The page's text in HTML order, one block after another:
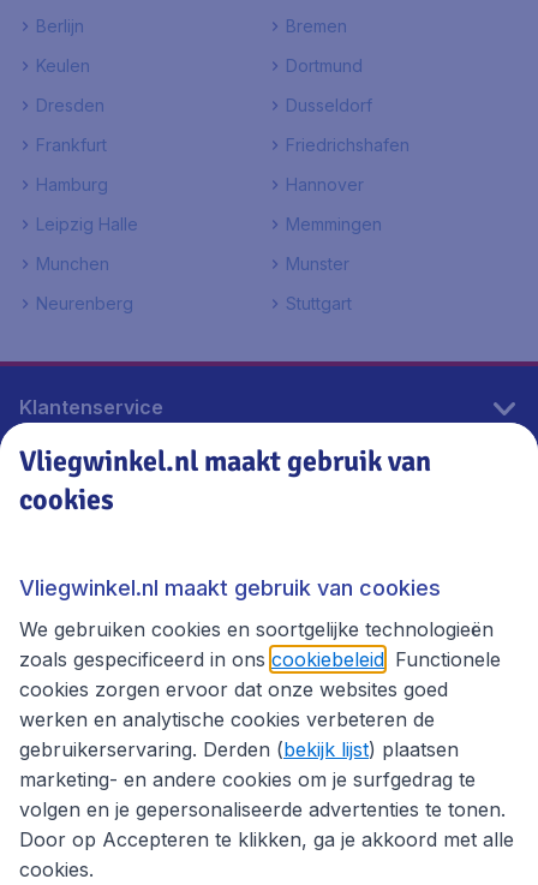
Berlijn
Bremen
Keulen
Dortmund
Dresden
Dusseldorf
Frankfurt
Friedrichshafen
Hamburg
Hannover
Leipzig Halle
Memmingen
Munchen
Munster
Neurenberg
Stuttgart
Klantenservice
Vliegwinkel.nl
Thema's
Vliegwinkel.nl maakt gebruik van
cookies
Vliegwinkel.nl maakt gebruik van cookies
We gebruiken cookies en soortgelijke technologieën
zoals gespecificeerd in ons cookiebeleid . Functionele
cookies zorgen ervoor dat onze websites goed
werken en analytische cookies verbeteren de
gebruikerservaring. Derden (bekijk lijst) plaatsen
marketing- en andere cookies om je surfgedrag te
volgen en je gepersonaliseerde advertenties te tonen.
Door op Accepteren te klikken, ga je akkoord met alle
cookies.